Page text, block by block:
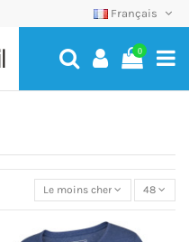
Français
0
Le moins cher 48